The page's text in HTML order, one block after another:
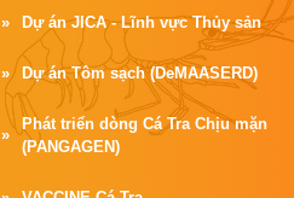
» Dự án JICA - Lĩnh vực Thủy sản
» Dự án Tôm sạch(DeMAASERD)
»
Phát triển dòng Cá Tra Chịu mặn
(PANGAGEN)